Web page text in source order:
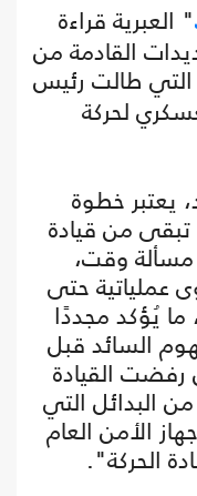
" العبرية قراءة
القادمة من
التي طالت رئيس
لحركة
يعتبر خطوة
من قيادة
وقت،
عملياتية حتى
ما يُؤكد مجددًا
السائد قبل
رفضت القيادة
البدائل التي
الأمن العام
الحركة".